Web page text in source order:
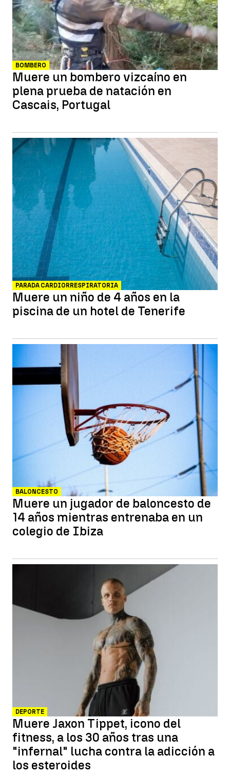
BOMBERO
Muere un bombero vizcaíno en
plena prueba de natación en
Cascais, Portugal
PARADA CARDIORRESPIRATORIA
Muere un niño de 4 años en la
piscina de un hotel de Tenerife
BALONCESTO
Muere un jugador de baloncesto de
14 años mientras entrenaba en un
colegio de Ibiza
DEPORTE
Muere Jaxon Tippet, icono del
fitness, a los 30 años tras una
"infernal" lucha contra la adicción a
los esteroides